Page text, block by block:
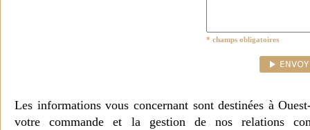
* champs obligatoires
Les informations vous concernant sont destinées à
votre commande et la gestion de nos relations